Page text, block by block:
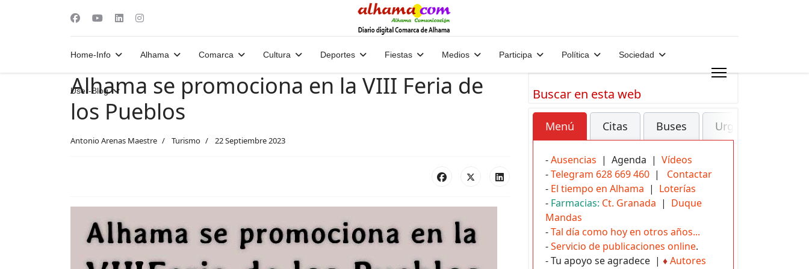
Home-Info Alhama Comarca Cultura Deportes Fiestas Medios Participa Política Sociedad
User-Blog
Alhama se promociona en la VIII Feria de
los Pueblos
Antonio Arenas Maestre Turismo 22 Septiembre 2023
Buscar en esta web
Menú Citas Buses Urgencias
-Ausencias | Agenda | Vídeos
-Telegram 628 669 460 | Contactar
- El tiempo en Alhama | Loterías
- Farmacias: Ct. Granada | Duque
Mandas
-Tal día como hoy en otros años...
-Servicio de publicaciones online.
- Tu apoyo se agradece | ♦Autores